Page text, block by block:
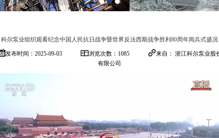
科尔泵业组织观看纪念中国人民抗日战争暨世界反法西斯战争胜利80周年阅兵式盛况
发布时间：2025-09-03 浏览次数：1085
来自： 浙江科尔泵业股
有限公司